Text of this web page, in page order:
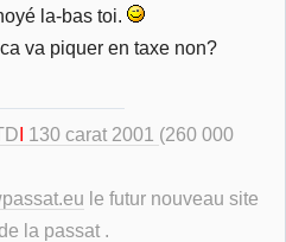
la-bas toi.
va piquer en taxe non?
130 carat 2001 (260 000
le futur nouveau site
la passat .